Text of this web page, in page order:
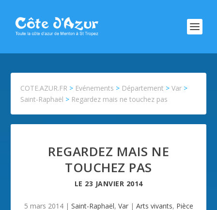
COTE.AZUR.FR > Evénements > Département >Var >
Saint-Raphaël > Regardez mais ne touchez pas
REGARDEZ MAIS NE
TOUCHEZ PAS
LE 23 JANVIER 2014
5 mars 2014| Saint-Raphaël, Var| Arts vivants, Pièce